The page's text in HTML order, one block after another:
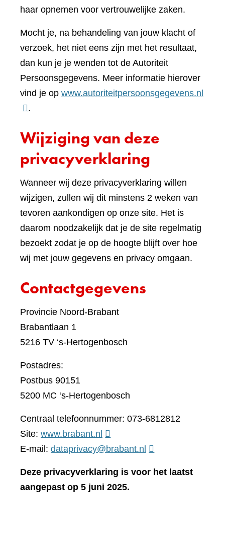
haar opnemen voor vertrouwelijke zaken.
Mocht je, na behandeling van jouw klacht of
verzoek, het niet eens zijn met het resultaat,
dan kun je je wenden tot de Autoriteit
Persoonsgegevens. Meer informatie hierover
vind je op www.autoriteitpersoonsgegevens.nl
.
Wijziging van deze
privacyverklaring
Wanneer wij deze privacyverklaring willen
wijzigen, zullen wij dit minstens 2 weken van
tevoren aankondigen op onze site. Het is
daarom noodzakelijk dat je de site regelmatig
bezoekt zodat je op de hoogte blijft over hoe
wij met jouw gegevens en privacy omgaan.
Contactgegevens
Provincie Noord-Brabant
Brabantlaan 1
5216 TV ‘s-Hertogenbosch
Postadres:
Postbus 90151
5200 MC ‘s-Hertogenbosch
Centraal telefoonnummer: 073-6812812
Site: www.brabant.nl (verwijst
naar
andere
E-mail: dataprivacy@brabant.nl
Deze privacyverklaring is voor het laatst
aangepast op 5 juni 2025.